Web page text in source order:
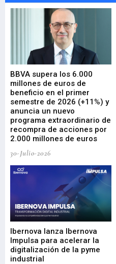
BBVA supera los 6.000
millones de euros de
beneficio en el primer
semestre de 2026 (+11%) y
anuncia un nuevo
programa extraordinario de
recompra de acciones por
2.000 millones de euros
30-Julio-2026
Ibernova lanza Ibernova
Impulsa para acelerar la
digitalización de la pyme
industrial